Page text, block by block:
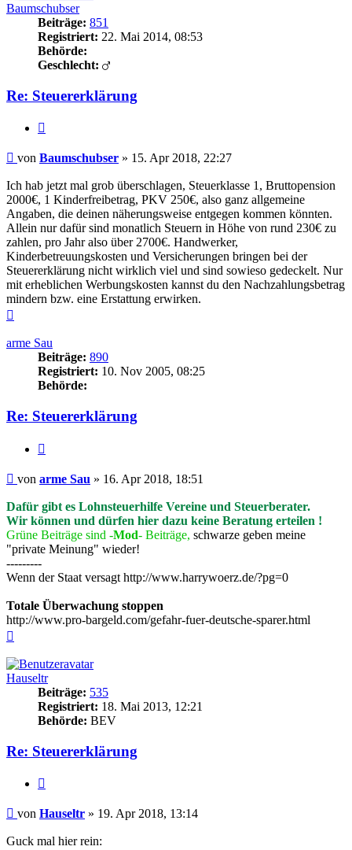
Baumschubser
Beiträge: 851
Registriert: 22. Mai 2014, 08:53
Behörde:
Geschlecht:
Re: Steuererklärung
Beitrag
von Baumschubser » 15. Apr 2018, 22:27
Ich hab jetzt mal grob überschlagen, Steuerklasse 1, Bruttopension
2000€, 1 Kinderfreibetrag, PKV 250€, also ganz allgemeine
Angaben, die deinen näherungsweise entgegen kommen könnten.
Allein nur dafür sind monatlich Steuern in Höhe von rund 230€ zu
zahlen, pro Jahr also über 2700€. Handwerker,
Kinderbetreuungskosten und Versicherungen bringen bei der
Steuererklärung nicht wirklich viel und sind sowieso gedeckelt. Nur
mit erheblichen Werbungskosten kannst du den Nachzahlungsbetrag
mindern bzw. eine Erstattung erwirken.
arme Sau
Beiträge: 890
Registriert: 10. Nov 2005, 08:25
Behörde:
Re: Steuererklärung
Beitrag
von arme Sau » 16. Apr 2018, 18:51
Dafür gibt es Lohnsteuerhilfe Vereine und Steuerberater.
Wir können und dürfen hier dazu keine Beratung erteilen !
Grüne Beiträge sind -Mod- Beiträge, schwarze geben meine
"private Meinung" wieder!
---------
Wenn der Staat versagt http://www.harrywoerz.de/?pg=0
Totale Überwachung stoppen
http://www.pro-bargeld.com/gefahr-fuer-deutsche-sparer.html
Hauseltr
Beiträge: 535
Registriert: 18. Mai 2013, 12:21
Behörde: BEV
Re: Steuererklärung
Beitrag
von Hauseltr » 19. Apr 2018, 13:14
Guck mal hier rein: